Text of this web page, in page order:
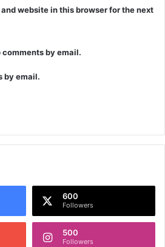
website in this browser for the next
by email.
by email.
600
Followers
500
Followers